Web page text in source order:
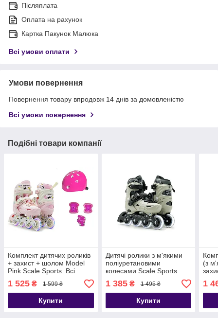
Післяплата
Оплата на рахунок
Картка Пакунок Малюка
Всі умови оплати
Умови повернення
Повернення товару впродовж 14 днів за домовленістю
Всі умови повернення
Подібні товари компанії
Комплект дитячих роликів
+ захист + шолом Model
Pink Scale Sports. Всі
колеса світяться. Розмір
29-33
1 525 ₴ 1 599 ₴
Купити
Дитячі ролики з м'якими
поліуретановими
колесами Scale Sports
LF605. Сірий колір. Розмір
29-33
1 385₴ 1 495 ₴
Купити
(з
33
1